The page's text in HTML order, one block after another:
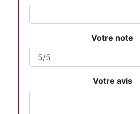
Votre note
Votre avis